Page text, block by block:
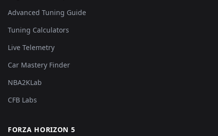
Advanced Tuning Guide
Tuning Calculators
Live Telemetry
Car Mastery Finder
NBA2KLab
CFB Labs
FORZA HORIZON 5